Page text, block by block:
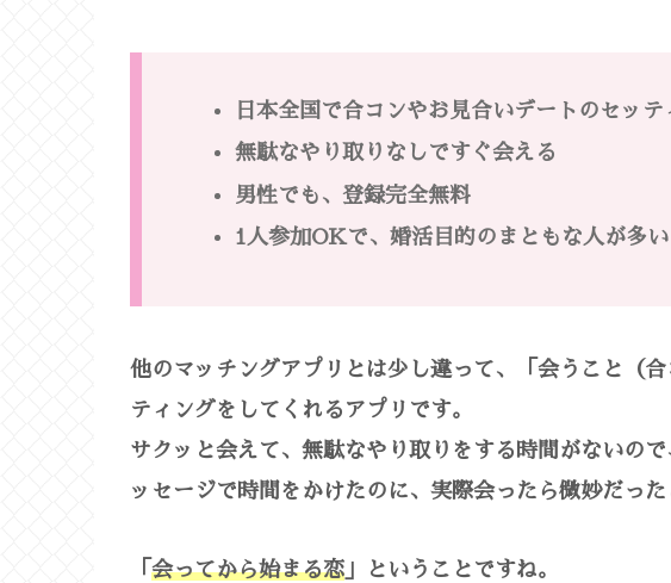
日本全国で合コンやお見合いデートのセッテ
無駄なやり取りなしですぐ会える
男性でも、登録完全無料
1人参加OKで、婚活目的のまともな人が多い
他のマッチングアプリとは少し違って、「会うこと（
ティングをしてくれるアプリです。
サクッと会えて、無駄なやり取りをする時間がないの
ッセージで時間をかけたのに、実際会ったら微妙だった
「 会ってから始まる恋 」ということですね。